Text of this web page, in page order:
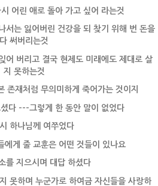
어린 애로 돌아 가고 싶어 라는것
서는 잃어버린 건강을 되 찾기 위해 번 돈을
다 써버리는것
어 버리고 결국 현제도 미래에도 제대로 살
지 못하는것
존재처럼 무의미하게 죽어가는 것이지
다 ---그렇게 한 동안 말이 없었다
하나님께 여쭈었다
에게 줄 교훈은 어떤 것들이 있나요
를 지으시며 대답 하셨다
못하며 누군가로 하여금 자신들을 사랑하